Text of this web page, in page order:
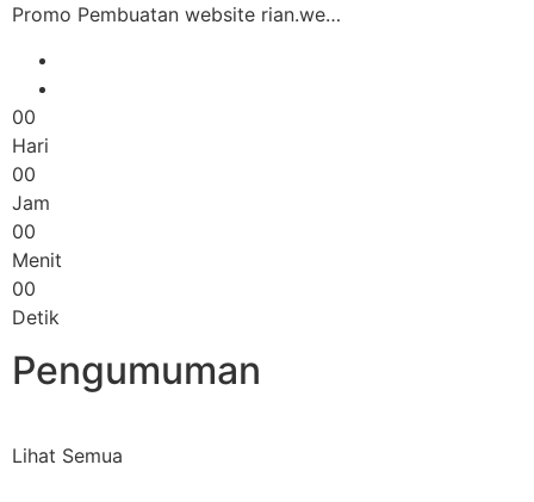
Promo Pembuatan website rian.we…
00
Hari
00
Jam
00
Menit
00
Detik
Pengumuman
Lihat Semua